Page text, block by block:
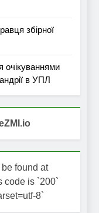
збірної
очікуваннями
в УПЛ
found at
code is `200`
8`